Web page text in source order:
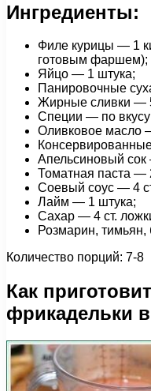
Ингредиенты:
Филе курицы — 1
готовым фаршем);
Яйцо — 1 штука;
Панировочные
Жирные сливки —
Специи — по
Оливковое масло
Апельсиновый
Томатная паста —
Соевый соус — 4
Лайм — 1 штука;
Сахар — 4 ст.
Розмарин, тимьян,
Количество порций: 7-8
Как
фрикадельки